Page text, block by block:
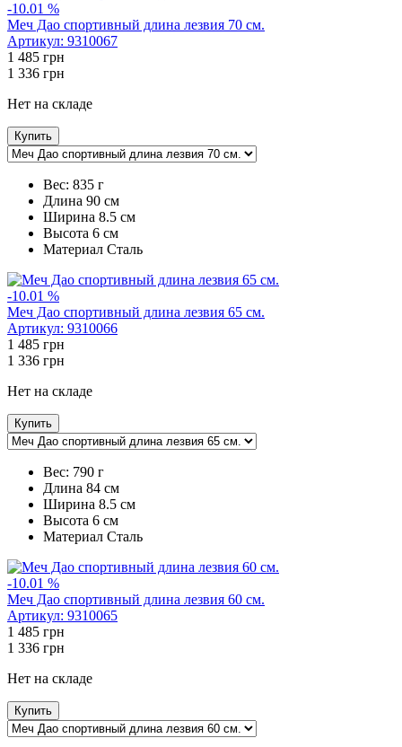
-10.01 %
Меч Дао спортивный длина лезвия 70 см.
Артикул: 9310067
1 485 грн
1 336 грн
Нет на складе
Купить
Вес: 835 г
Длина 90 см
Ширина 8.5 см
Высота 6 см
Maтериал Сталь
-10.01 %
Меч Дао спортивный длина лезвия 65 см.
Артикул: 9310066
1 485 грн
1 336 грн
Нет на складе
Купить
Вес: 790 г
Длина 84 см
Ширина 8.5 см
Высота 6 см
Maтериал Сталь
-10.01 %
Меч Дао спортивный длина лезвия 60 см.
Артикул: 9310065
1 485 грн
1 336 грн
Нет на складе
Купить